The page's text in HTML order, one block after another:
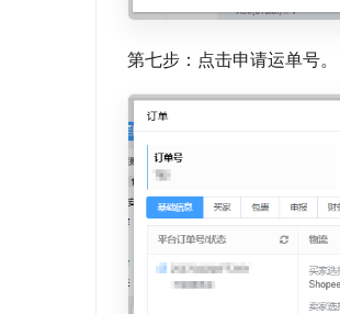
第七步：点击申请运单号。